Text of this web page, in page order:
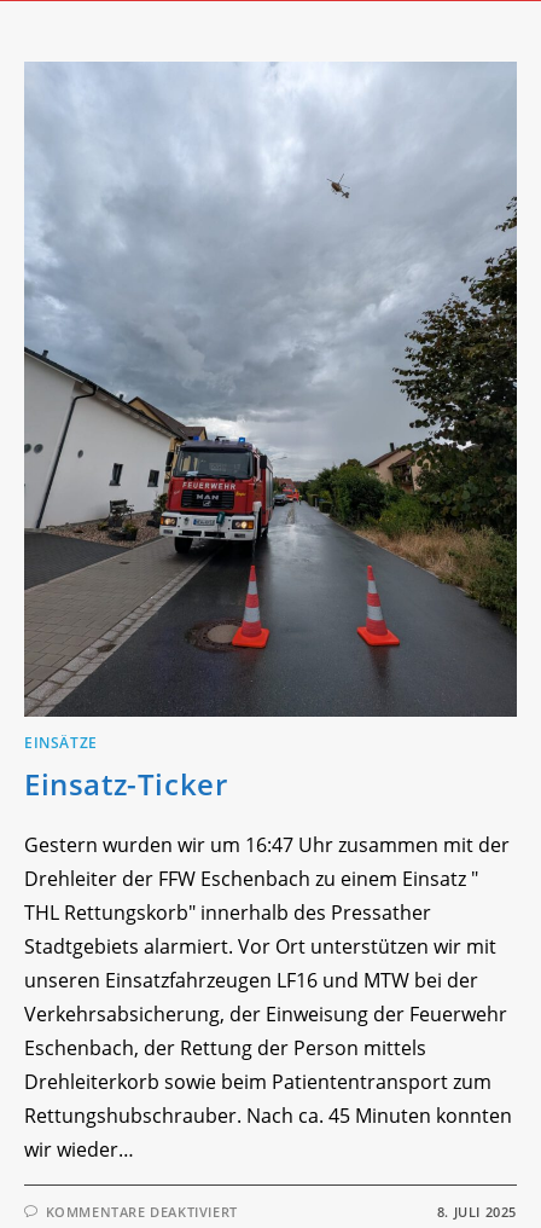
EINSÄTZE
Einsatz-Ticker
Gestern wurden wir um 16:47 Uhr zusammen mit der
Drehleiter der FFW Eschenbach zu einem Einsatz "
THL Rettungskorb" innerhalb des Pressather
Stadtgebiets alarmiert. Vor Ort unterstützen wir mit
unseren Einsatzfahrzeugen LF16 und MTW bei der
Verkehrsabsicherung, der Einweisung der Feuerwehr
Eschenbach, der Rettung der Person mittels
Drehleiterkorb sowie beim Patiententransport zum
Rettungshubschrauber. Nach ca. 45 Minuten konnten
wir wieder…
KOMMENTARE DEAKTIVIERTFÜR 8. JULI 2025